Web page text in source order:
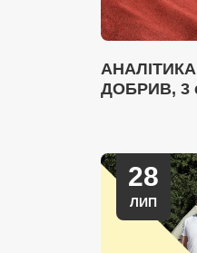
ДОБРИВ, 3
28
ЛИП